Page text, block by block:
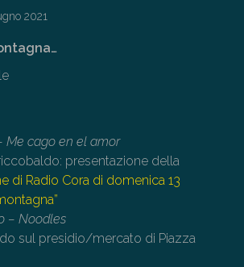
2021
Me cago en el amor
presentazione della
di Radio Cora di domenica 13
– Noodles
sul presidio/mercato di Piazza